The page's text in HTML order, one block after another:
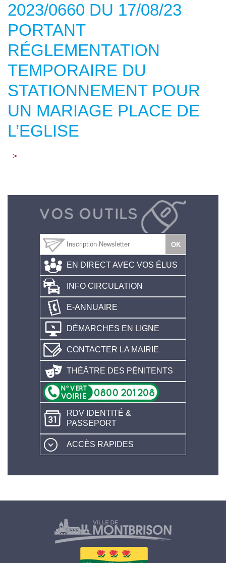
2023/0660 DU 17/08/23
PORTANT
RÉGLEMENTATION
TEMPORAIRE DU
STATIONNEMENT POUR
UN MARIAGE PLACE DE
L’EGLISE
>
EN DIRECT AVEC VOS ÉLUS
INFO CIRCULATION
E-ANNUAIRE
DÉMARCHES EN LIGNE
CONTACTER LA MAIRIE
THÉÂTRE DES PÉNITENTS
RDV IDENTITÉ &
PASSEPORT
ACCÈS RAPIDES